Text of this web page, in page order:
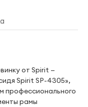
от Spirit —
Spirit SP-4305»,
профессионального
рамы